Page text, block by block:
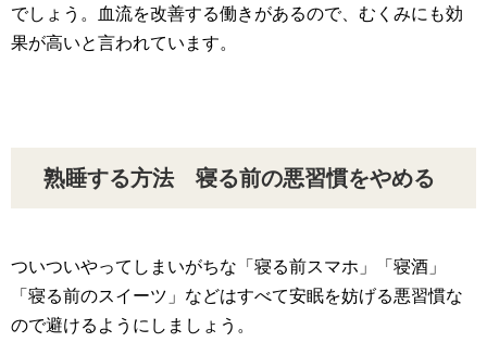
でしょう。血流を改善する働きがあるので、むくみにも効
果が高いと言われています。
熟睡する方法 寝る前の悪習慣をやめる
ついついやってしまいがちな「寝る前スマホ」「寝酒」
「寝る前のスイーツ」などはすべて安眠を妨げる悪習慣な
ので避けるようにしましょう。